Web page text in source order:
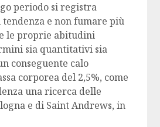
periodo si registra
tendenza e non fumare più
le proprie abitudini
sia quantitativi sia
conseguente calo
corporea del 2,5%, come
una ricerca delle
e di Saint Andrews, in